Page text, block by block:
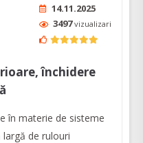
14.11.2025
3497vizualizari
închidere
în materie de sisteme
de rulouri